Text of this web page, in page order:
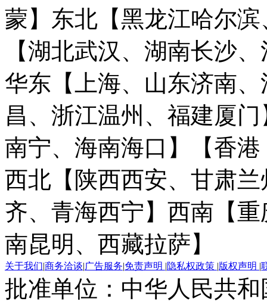
蒙】 东北【黑龙江哈尔
【湖北武汉、湖南长沙
华东【上海、山东济南
昌、浙江温州、福建厦门
南宁、海南海口】
【香
西北【陕西西安、甘肃
齐、青海西宁】 西南【
南昆明、西藏拉萨】
关于我们|商务洽谈|广告服务|免责声明 |隐私权政策 |版权声明 |
批准单位：中华人民共